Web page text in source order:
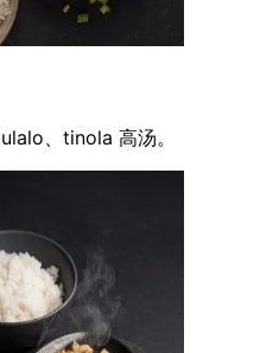
、tinola 高汤。